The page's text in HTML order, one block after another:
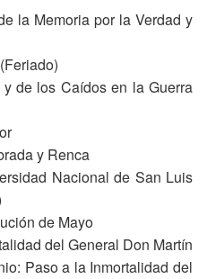
la Memoria por la Verdad y
de los Caídos en la Guerra
y Renca
Nacional de San Luis
de Mayo
del General Don Martín
Paso a la Inmortalidad del